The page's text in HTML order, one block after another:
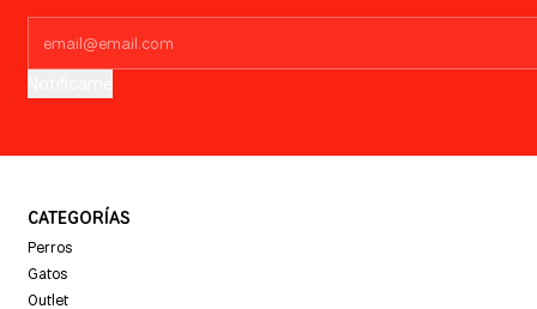
CATEGORÍAS
Perros
Gatos
Outlet